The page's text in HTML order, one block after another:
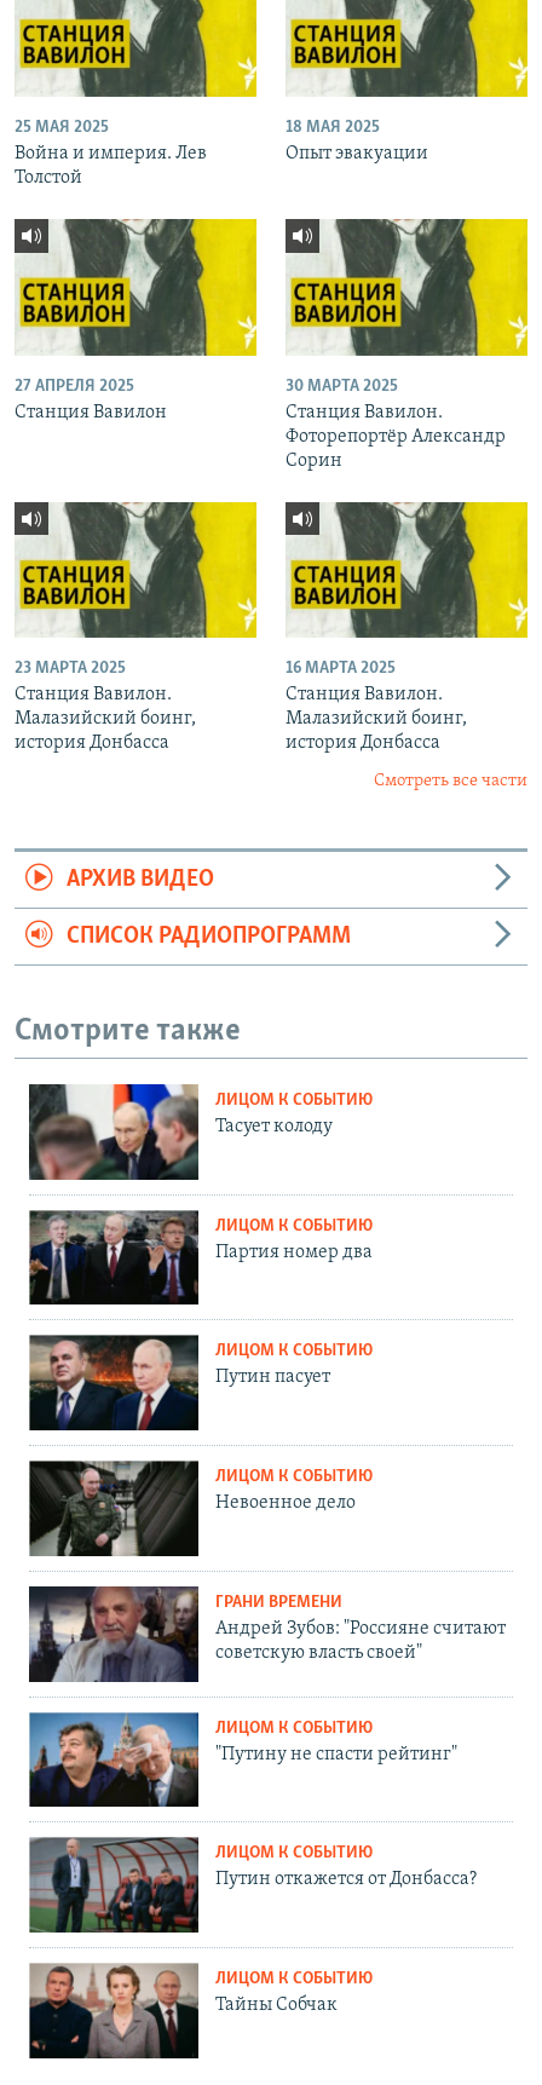
25 МАЯ 2025
Война и империя. Лев
Толстой
18 МАЯ 2025
Опыт эвакуации
27 АПРЕЛЯ 2025
Станция Вавилон
30 МАРТА 2025
Станция Вавилон.
Фоторепортёр Александр
Сорин
23 МАРТА 2025
Станция Вавилон.
Малазийский боинг,
история Донбасса
16 МАРТА 2025
Станция Вавилон.
Малазийский боинг,
история Донбасса
Смотреть все части
АРХИВ ВИДЕО
СПИСОК РАДИОПРОГРАММ
Смотрите также
ЛИЦОМ К СОБЫТИЮ
Тасует колоду
ЛИЦОМ К СОБЫТИЮ
Партия номер два
ЛИЦОМ К СОБЫТИЮ
Путин пасует
ЛИЦОМ К СОБЫТИЮ
Невоенное дело
ГРАНИ ВРЕМЕНИ
Андрей Зубов: "Россияне считают
советскую власть своей"
ЛИЦОМ К СОБЫТИЮ
"Путину не спасти рейтинг"
ЛИЦОМ К СОБЫТИЮ
Путин откажется от Донбасса?
ЛИЦОМ К СОБЫТИЮ
Тайны Собчак